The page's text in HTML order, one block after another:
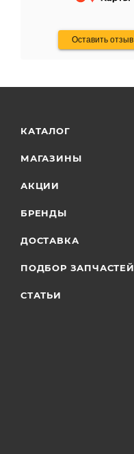
Оставить отзыв
КАТАЛОГ
МАГАЗИНЫ
АКЦИИ
БРЕНДЫ
ДОСТАВКА
ПОДБОР ЗАПЧАСТЕЙ
СТАТЬИ